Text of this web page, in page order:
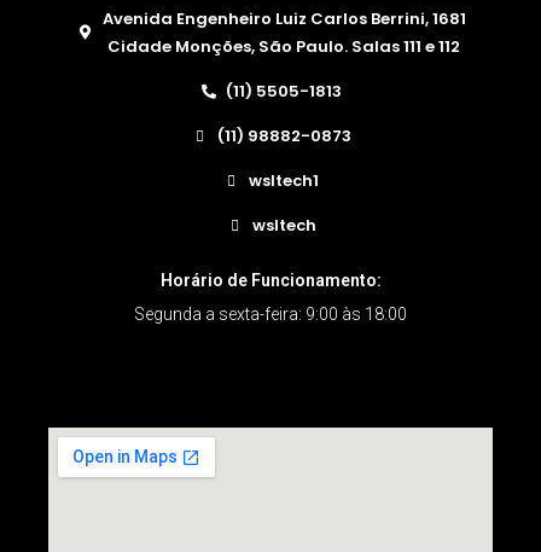
Avenida Engenheiro Luiz Carlos Berrini, 1681
Cidade Monções, São Paulo. Salas 111 e 112
(11) 5505-1813
(11) 98882-0873
wsltech1
wsltech
Horário de Funcionamento:
Segunda a sexta-feira: 9:00 às 18:00